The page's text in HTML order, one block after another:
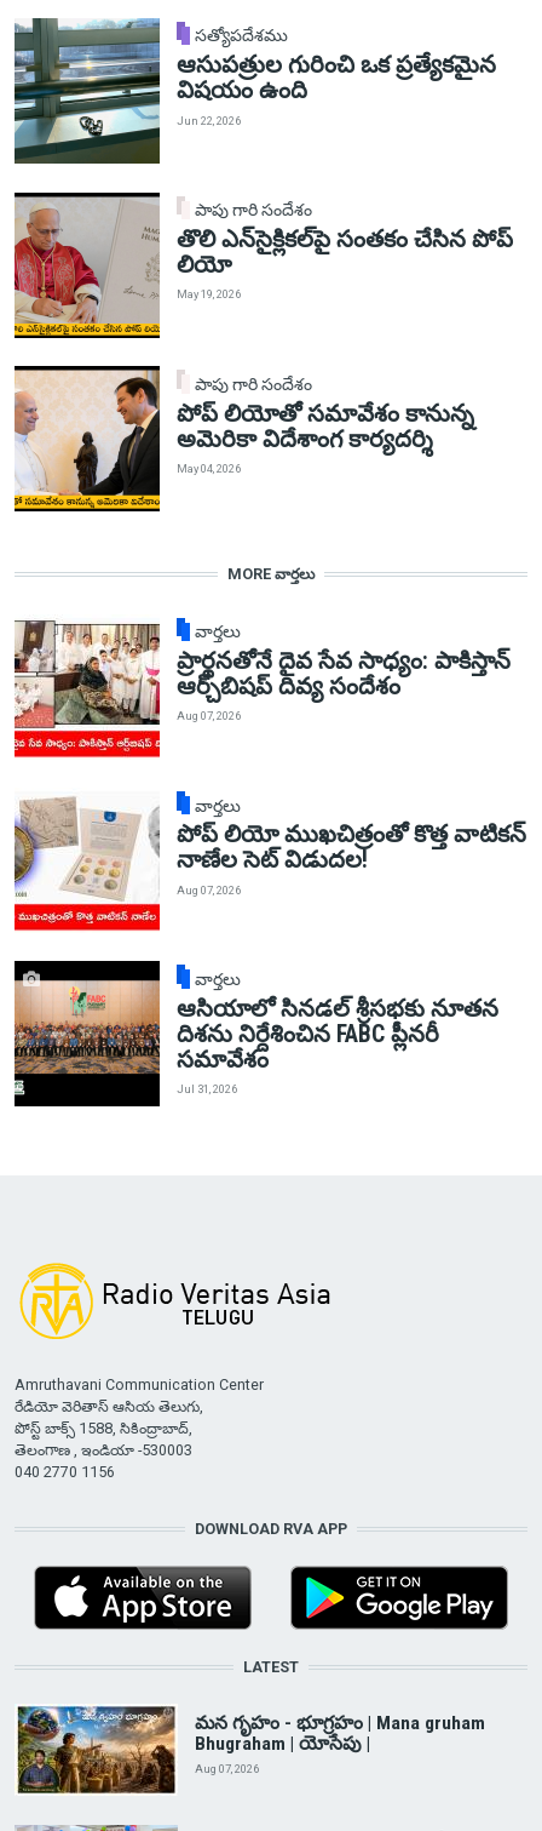
సత్యోపదేశము
ఆసుపత్రుల గురించి ఒక ప్రత్యేకమైన
విషయం ఉంది
Jun 22, 2026
పాపు గారి సందేశం
తొలి ఎన్‌సైక్లికల్‌పై సంతకం చేసిన పోప్
లియో
May 19, 2026
పాపు గారి సందేశం
పోప్ లియోతో సమావేశం కానున్న
అమెరికా విదేశాంగ కార్యదర్శి
May 04, 2026
MORE వార్తలు
వార్తలు
ప్రార్థనతోనే దైవ సేవ సాధ్యం: పాకిస్తాన్‌
ఆర్చ్‌బిషప్ దివ్య సందేశం
Aug 07, 2026
వార్తలు
పోప్ లియో ముఖచిత్రంతో కొత్త వాటికన్
నాణేల సెట్ విడుదల!
Aug 07, 2026
వార్తలు
ఆసియాలో సినడల్ శ్రీసభకు నూతన
దిశను నిర్దేశించిన FABC ప్లీనరీ
సమావేశం
Jul 31, 2026
Amruthavani Communication Center
రేడియో వెరితాస్ ఆసియ తెలుగు,
పోస్ట్ బాక్స్ 1588, సికింద్రాబాద్,
తెలంగాణ , ఇండియా -530003
040 2770 1156
DOWNLOAD RVA APP
LATEST
మన గృహం - భూగ్రహం | Mana gruham
Bhugraham | యోసేపు |
Aug 07, 2026